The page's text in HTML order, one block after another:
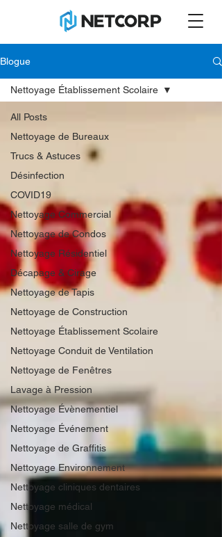
Blogue
All Posts
Nettoyage de Bureaux
Trucs & Astuces
Désinfection
COVID19
Nettoyage Commercial
Nettoyage de Condos
Nettoyage Résidentiel
Décapage & Cirage
Nettoyage de Tapis
Nettoyage de Construction
Nettoyage Établissement Scolaire
Nettoyage Conduit de Ventilation
Nettoyage de Fenêtres
Lavage à Pression
Nettoyage Évènementiel
Nettoyage Événement
Nettoyage de Graffitis
Nettoyage Environnement
Nettoyage cliniques dentaires
Nettoyage médical
Nettoyage salle de gym
Nettoyage Établissement Scolaire